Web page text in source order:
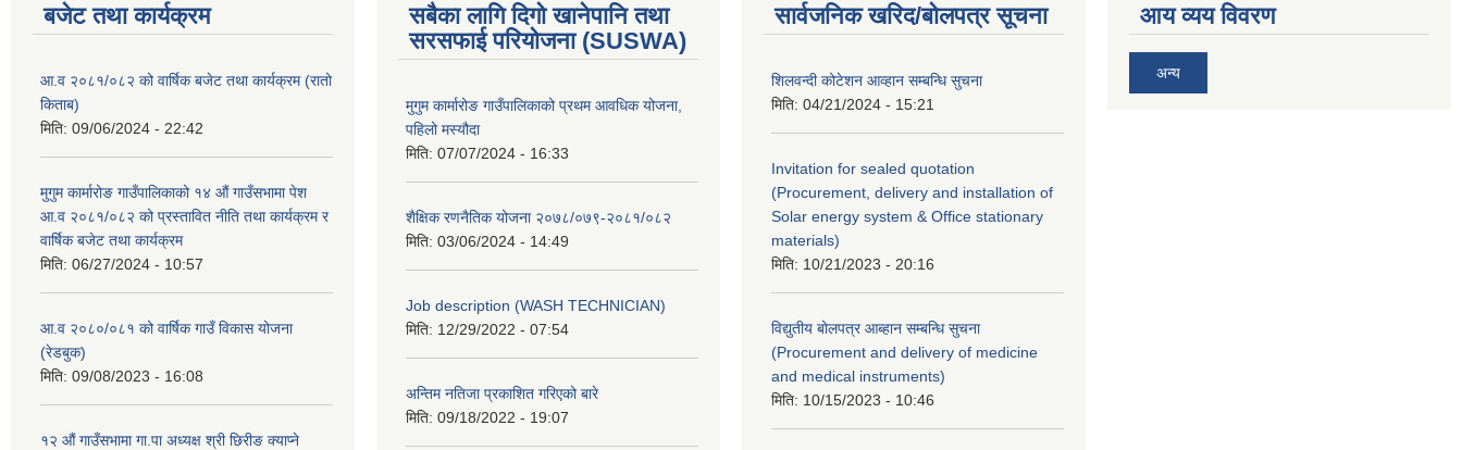
बजेट तथा कार्यक्रम
आ.व २०८१/०८२ को वार्षिक बजेट तथा कार्यक्रम (रातो
किताब)
मिति: 09/06/2024 - 22:42
मुगुम कार्मारोङ गाउँपालिकाको १४ औं गाउँसभामा पेश
आ.व २०८१/०८२ को प्रस्तावित नीति तथा कार्यक्रम र
वार्षिक बजेट तथा कार्यक्रम
मिति: 06/27/2024 - 10:57
आ.व २०८०/०८१ को वार्षिक गाउँ विकास योजना
(रेडबुक)
मिति: 09/08/2023 - 16:08
१२ औं गाउँसभामा गा.पा अध्यक्ष श्री छिरीङ क्याप्ने
सबैका लागि दिगो खानेपानि तथा
सरसफाई परियोजना (SUSWA)
मुगुम कार्मारोङ गाउँपालिकाको प्रथम आवधिक योजना,
पहिलो मस्यौदा
मिति: 07/07/2024 - 16:33
शैक्षिक रणनैतिक योजना २०७८/०७९-२०८१/०८२
मिति: 03/06/2024 - 14:49
Job description (WASH TECHNICIAN)
मिति: 12/29/2022 - 07:54
अन्तिम नतिजा प्रकाशित गरिएको बारे
मिति: 09/18/2022 - 19:07
सार्वजनिक खरिद/बोलपत्र सूचना
शिलवन्दी कोटेशन आव्हान सम्बन्धि सुचना
मिति: 04/21/2024 - 15:21
Invitation for sealed quotation
(Procurement, delivery and installation of
Solar energy system & Office stationary
materials)
मिति: 10/21/2023 - 20:16
विद्युतीय बोलपत्र आब्हान सम्बन्धि सुचना
(Procurement and delivery of medicine
and medical instruments)
मिति: 10/15/2023 - 10:46
आय व्यय विवरण
अन्य